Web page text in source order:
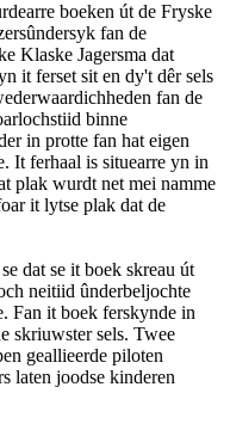
boeken út de Fryske
fan de
Klaske Jagersma dat
it ferset sit en dy't dêr sels
fan de
binne
in protte fan hat eigen
It ferhaal is situearre yn in
plak wurdt net mei namme
it lytse plak dat de
dat se it boek skreau út
neitiid ûnderbeljochte
Fan it boek ferskynde in
skriuwster sels. Twee
geallieerde piloten
laten joodse kinderen